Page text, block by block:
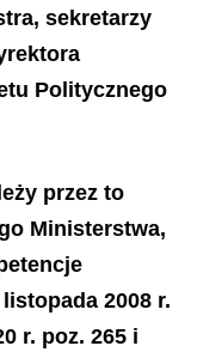
sekretarzy
Politycznego
przez to
Ministerstwa,
2008 r.
r. poz. 265 i